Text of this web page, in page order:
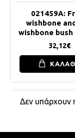
021459A:
wishbone
wishbone bush
32,12€
Δεν υπάρχουν